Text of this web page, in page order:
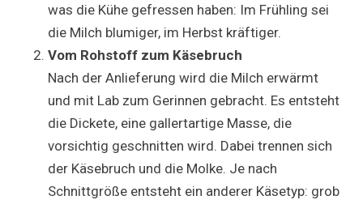
was die Kühe gefressen haben: Im Frühling sei
die Milch blumiger, im Herbst kräftiger.
Vom Rohstoff zum Käsebruch
Nach der Anlieferung wird die Milch erwärmt
und mit Lab zum Gerinnen gebracht. Es entsteht
die Dickete, eine gallertartige Masse, die
vorsichtig geschnitten wird. Dabei trennen sich
der Käsebruch und die Molke. Je nach
Schnittgröße entsteht ein anderer Käsetyp: grob